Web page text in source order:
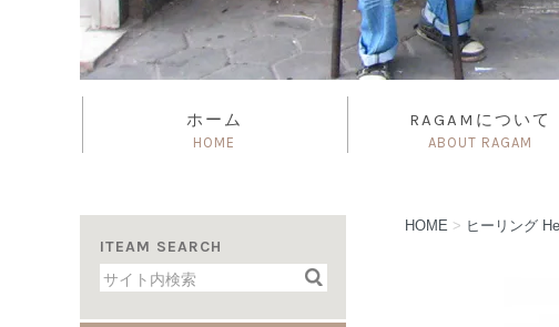
ホーム
HOME
RAGAMについて
ABOUT RAGAM
ITEAM SEARCH
HOME > ヒーリング